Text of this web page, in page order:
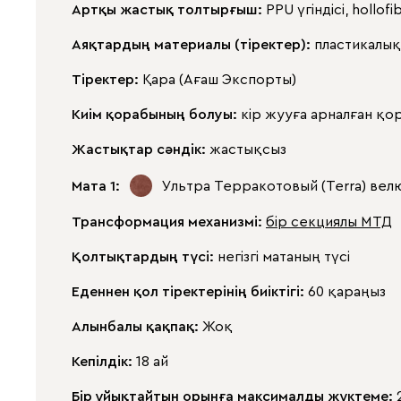
Артқы жастық толтырғыш: PPU үгіндісі,
Аяқтардың материалы (тіректер): пластикалық
Тіректер: Қара (Ағаш Экспорты)
Киім қорабының болуы: кір жууға арналған
Жастықтар сәндік: жастықсыз
Мата 1: Ультра Терракотовый (Terra)
Трансформация механизмі: бір секциялы МТД
Қолтықтардың түсі: негізгі матаның түсі
Еденнен қол тіректерінің биіктігі: 60 қараңыз
Алынбалы қақпақ: Жоқ
Кепілдік: 18 ай
Бір ұйықтайтын орынға максималды жүктеме: